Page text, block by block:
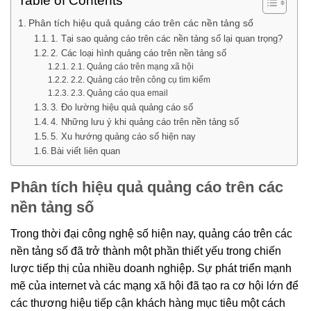
Phân tích hiệu quả quảng cáo trên các nền tảng số
1. Tại sao quảng cáo trên các nền tảng số lại quan trọng?
2. Các loại hình quảng cáo trên nền tảng số
2.1. Quảng cáo trên mạng xã hội
2.2. Quảng cáo trên công cụ tìm kiếm
2.3. Quảng cáo qua email
3. Đo lường hiệu quả quảng cáo số
4. Những lưu ý khi quảng cáo trên nền tảng số
5. Xu hướng quảng cáo số hiện nay
Bài viết liên quan
Phân tích hiệu quả quảng cáo trên các
nền tảng số
Trong thời đại công nghệ số hiện nay, quảng cáo trên các
nền tảng số đã trở thành một phần thiết yếu trong chiến
lược tiếp thị của nhiều doanh nghiệp. Sự phát triển mạnh
mẽ của internet và các mạng xã hội đã tạo ra cơ hội lớn để
các thương hiệu tiếp cận khách hàng mục tiêu một cách